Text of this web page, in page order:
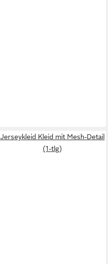
Jerseykleid Kleid mit Mesh-Detail
(1-tlg)